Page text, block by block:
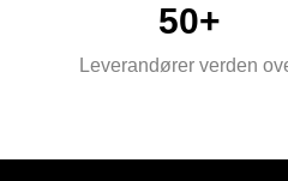
50+
Leverandører verden